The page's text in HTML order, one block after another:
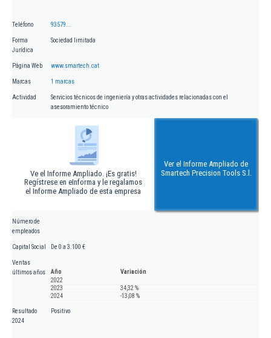
Teléfono 93579...
Forma
Jurídica
Sociedad limitada
Página Web www.smartech.cat
Marcas 1 marcas
Actividad
Servicios técnicos de ingeniería y otras actividades relacionadas con el
asesoramiento técnico
Ve el Informe Ampliado. ¡Es gratis!
Regístrese en eInforma y le regalamos
el Informe Ampliado de esta empresa
Ver el Informe Ampliado de
Smartech Precision Tools S.l.
Número de
empleados
Capital Social De 0 a 3.100 €
Ventas
últimos años
Año
Variación
2022
2023
34,32 %
2024
-13,08 %
Resultado
2024
Positivo